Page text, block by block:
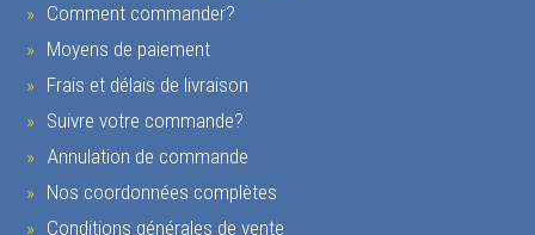
Comment commander?
Moyens de paiement
Frais et délais de livraison
Suivre votre commande?
Annulation de commande
Nos coordonnées complètes
Conditions générales de vente